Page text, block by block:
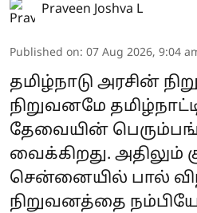
Praveen Joshva L
Published on: 07 Aug 2026, 9:04
தமிழ்நாடு அரசின்
நிறுவனமே
தேவையின்
வைக்கிறது. அதிலும்
சென்னையில் பால்
நிறுவனத்தை